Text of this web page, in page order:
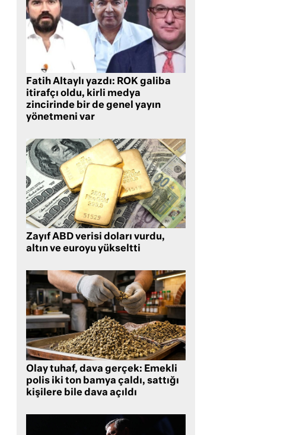
Fatih Altaylı yazdı: ROK galiba
itirafçı oldu, kirli medya
zincirinde bir de genel yayın
yönetmeni var
Zayıf ABD verisi doları vurdu,
altın ve euroyu yükseltti
Olay tuhaf, dava gerçek: Emekli
polis iki ton bamya çaldı, sattığı
kişilere bile dava açıldı